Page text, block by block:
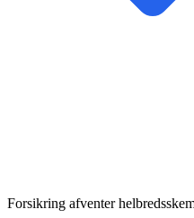
Forsikring afventer